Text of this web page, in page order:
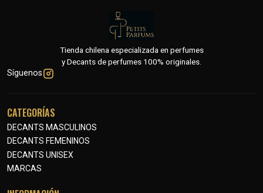
Tienda chilena especializada en perfumes
y Decants de perfumes 100% originales.
Síguenos
CATEGORÍAS
DECANTS MASCULINOS
DECANTS FEMENINOS
DECANTS UNISEX
MARCAS